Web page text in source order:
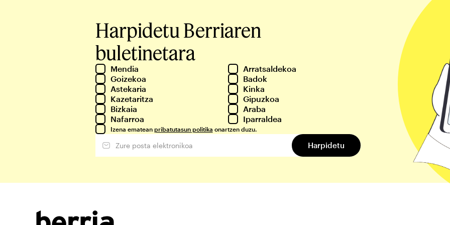
Harpidetu Berriaren
buletinetara
Mendia
Arratsaldekoa
Goizekoa
Badok
Astekaria
Kinka
Kazetaritza
Gipuzkoa
Bizkaia
Araba
Nafarroa
Iparraldea
Izena ematean pribatutasun politika onartzen duzu.